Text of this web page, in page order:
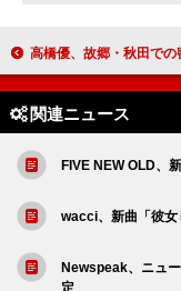
高橋優、故郷・秋田での密着ドキュメンタリー映像公開 デビ
関連ニュース
FIVE NEW OLD、
wacci、新曲「彼女
Newspeak、ニュ
定